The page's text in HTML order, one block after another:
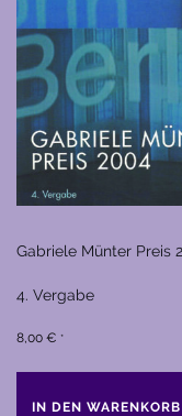
Gabriele Münter Preis
4. Vergabe
8,00 € *
IN DEN WARENKORB